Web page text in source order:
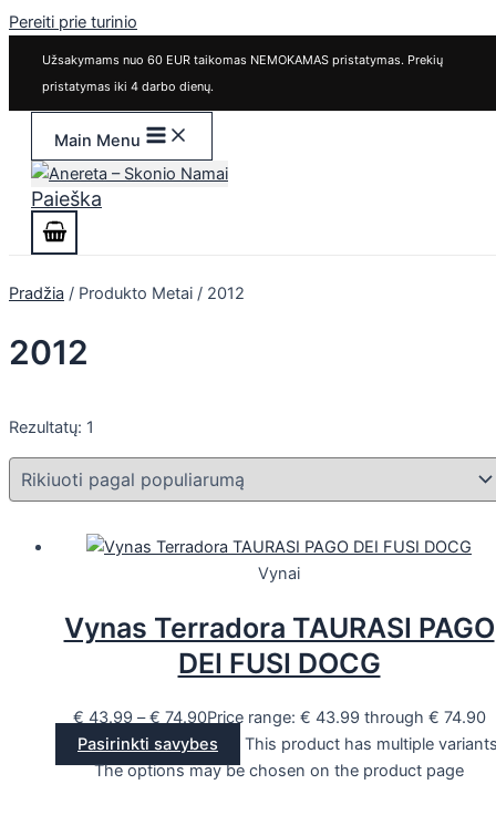
Pereiti prie turinio
Užsakymams nuo 60 EUR taikomas NEMOKAMAS pristatymas. Prekių
pristatymas iki 4 darbo dienų.
Main Menu
Paieška
Pradžia / Produkto Metai / 2012
2012
Rezultatų: 1
Vynai
Vynas Terradora TAURASI PAGO
DEI FUSI DOCG
€ 43.99 – € 74.90Price range: € 43.99 through € 74.90
Pasirinkti savybes
This product has multiple
The options may be chosen on the product page